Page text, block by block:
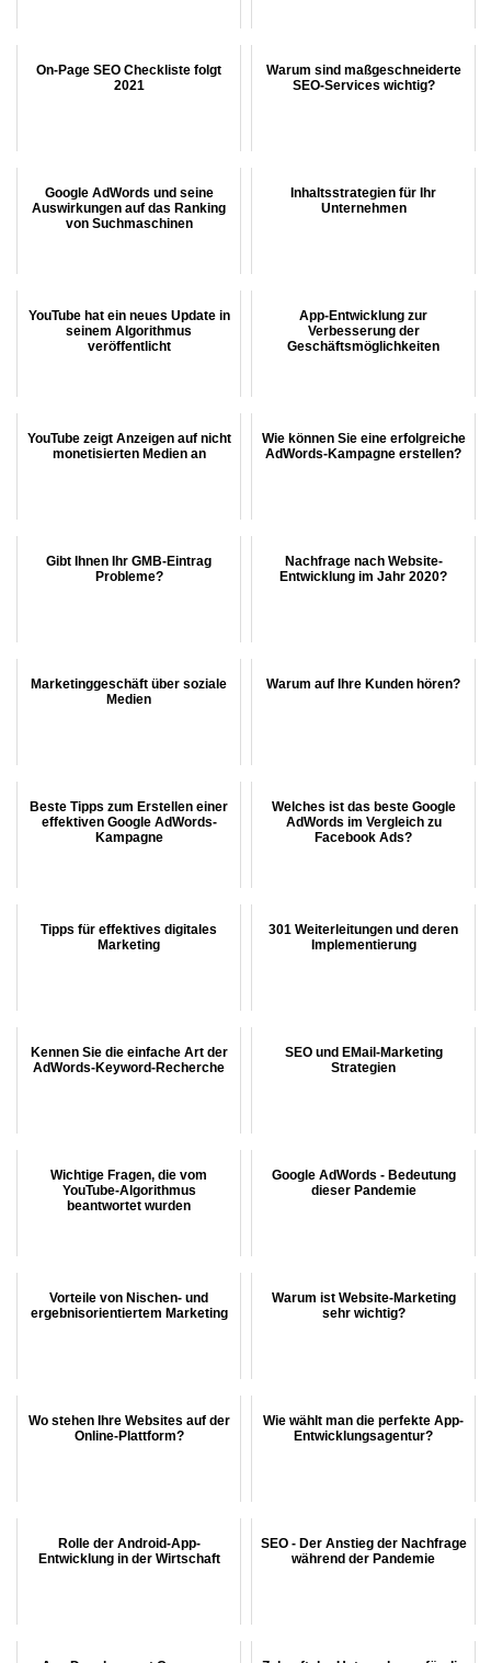
On-Page SEO Checkliste folgt
2021
Warum sind maßgeschneiderte
SEO-Services wichtig?
Google AdWords und seine
Auswirkungen auf das Ranking
von Suchmaschinen
Inhaltsstrategien für Ihr
Unternehmen
YouTube hat ein neues Update in
seinem Algorithmus
veröffentlicht
App-Entwicklung zur
Verbesserung der
Geschäftsmöglichkeiten
YouTube zeigt Anzeigen auf nicht
monetisierten Medien an
Wie können Sie eine erfolgreiche
AdWords-Kampagne erstellen?
Gibt Ihnen Ihr GMB-Eintrag
Probleme?
Nachfrage nach Website-
Entwicklung im Jahr 2020?
Marketinggeschäft über soziale
Medien
Warum auf Ihre Kunden hören?
Beste Tipps zum Erstellen einer
effektiven Google AdWords-
Kampagne
Welches ist das beste Google
AdWords im Vergleich zu
Facebook Ads?
Tipps für effektives digitales
Marketing
301 Weiterleitungen und deren
Implementierung
Kennen Sie die einfache Art der
AdWords-Keyword-Recherche
SEO und EMail-Marketing
Strategien
Wichtige Fragen, die vom
YouTube-Algorithmus
beantwortet wurden
Google AdWords - Bedeutung
dieser Pandemie
Vorteile von Nischen- und
ergebnisorientiertem Marketing
Warum ist Website-Marketing
sehr wichtig?
Wo stehen Ihre Websites auf der
Online-Plattform?
Wie wählt man die perfekte App-
Entwicklungsagentur?
Rolle der Android-App-
Entwicklung in der Wirtschaft
SEO - Der Anstieg der Nachfrage
während der Pandemie